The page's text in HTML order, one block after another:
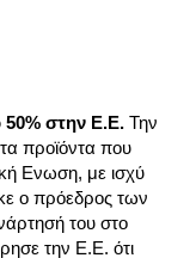
50% στην Ε.Ε.Την
προϊόντα που
Ενωση, με ισχύ
ο πρόεδρος των
του στο
την Ε.Ε. ότι